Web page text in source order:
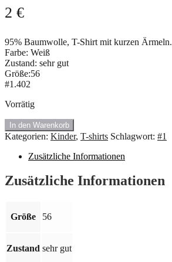
2 €
95% Baumwolle, T-Shirt mit kurzen Ärmeln.
Farbe: Weiß
Zustand: sehr gut
Größe:56
#1.402
Vorrätig
#1.402
Kleine,
Größe:
56
In den Warenkorb
Kategorien: Kinder, T-shirts Schlagwort: #1
Zusätzliche Informationen
Zusätzliche Informationen
Größe 56
Zustand sehr gut